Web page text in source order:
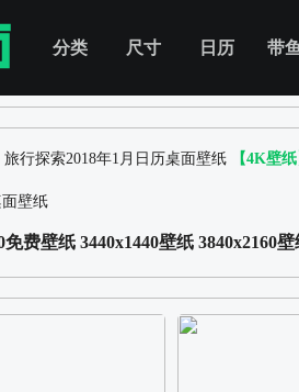
分类 尺寸 日历 带
旅行探索2018年1月日历桌面壁纸 【4K壁
免费壁纸 3440x1440壁纸 3840x2160壁